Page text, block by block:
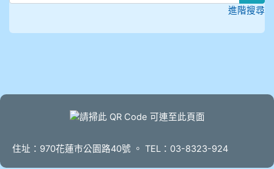
進階搜尋
住址：970花蓮市公園路40號 。 TEL：03-8323-924